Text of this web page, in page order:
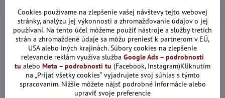
Len dnes: Zľava 10% s kódom:
ALL10
Cookies používame na zlepšenie vašej návštevy tejto webovej
stránky, analýzu jej výkonnosti a zhromažďovanie údajov o jej
používaní. Na tento účel môžeme použiť nástroje a služby tretích
strán a zhromaždené údaje sa môžu preniesť k partnerom v EÚ,
USA alebo iných krajinách. Súbory cookies na zlepšenie
relevancie reklám využíva služba Google Ads – podrobnosti
tu alebo Meta – podrobnosti tu (Facebook, Instagram)Kliknutím
na „Prijať všetky cookies“ vyjadrujete svoj súhlas s týmto
spracovaním. Nižšie môžete nájsť podrobné informácie alebo
upraviť svoje preferencie